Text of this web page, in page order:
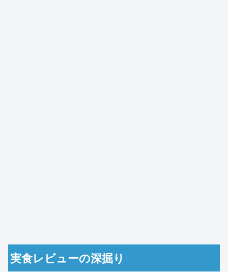
実食レビューの深掘り